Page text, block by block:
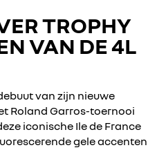
TROPHY
VAN DE 4L
van zijn nieuwe
Roland Garros-toernooi
iconische Ile de France
gele accenten